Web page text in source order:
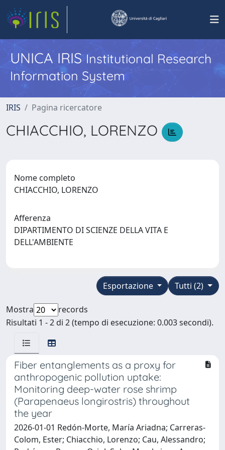
UNICA IRISInstitutional Research
Information System
IRIS Pagina ricercatore
CHIACCHIO, LORENZO
Nome completo
CHIACCHIO, LORENZO
Afferenza
DIPARTIMENTO DI SCIENZE DELLA VITA E
DELL'AMBIENTE
Tutti (2)
Esportazione
Mostra
records
Risultati 1 - 2 di 2 (tempo di esecuzione: 0.003 secondi).
Fiber entanglements as a proxy for
anthropogenic pollution uptake:
Monitoring deep-water rose shrimp
(Parapenaeus longirostris) throughout
the year
2026-01-01 Redón-Morte, María Ariadna; Carreras-
Colom, Ester; Chiacchio, Lorenzo; Cau, Alessandro;